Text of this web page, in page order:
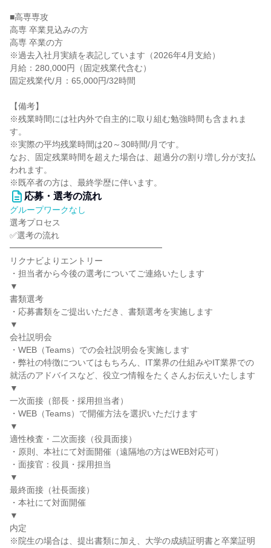
■高専専攻
高専 卒業見込みの方
高専 卒業の方
※過去入社月実績を表記しています（2026年4月支給）
月給：280,000円（固定残業代含む）
固定残業代/月：65,000円/32時間
【備考】
※残業時間には社内外で自主的に取り組む勉強時間も含まれま
す。
※実際の平均残業時間は20～30時間/月です。
なお、固定残業時間を超えた場合は、超過分の割り増し分が支払
われます。
※既卒者の方は、最終学歴に伴います。
応募・選考の流れ
グループワークなし
選考プロセス
✅選考の流れ
━━━━━━━━━━━━━━━━━━
リクナビよりエントリー
・担当者から今後の選考についてご連絡いたします
▼
書類選考
・応募書類をご提出いただき、書類選考を実施します
▼
会社説明会
・WEB（Teams）での会社説明会を実施します
・弊社の特徴についてはもちろん、IT業界の仕組みやIT業界での
就活のアドバイスなど、役立つ情報をたくさんお伝えいたします
▼
一次面接（部長・採用担当者）
・WEB（Teams）で開催方法を選択いただけます
▼
適性検査・二次面接（役員面接）
・原則、本社にて対面開催（遠隔地の方はWEB対応可）
・面接官：役員・採用担当
▼
最終面接（社長面接）
・本社にて対面開催
▼
内定
※院生の場合は、提出書類に加え、大学の成績証明書と卒業証明